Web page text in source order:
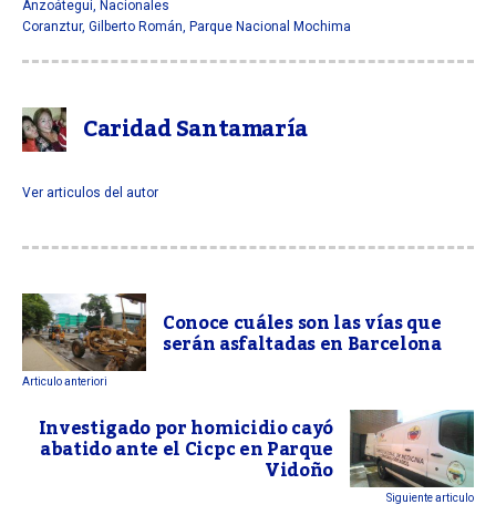
Anzoátegui Nacionales
Coranztur, Gilberto Román Parque Nacional Mochima
Caridad Santamaría
Ver articulos del autor
Conoce cuáles son las vías que
serán asfaltadas en Barcelona
Articulo anteriori
Investigado por homicidio cayó
abatido ante el Cicpc en Parque
Vidoño
Siguiente articulo